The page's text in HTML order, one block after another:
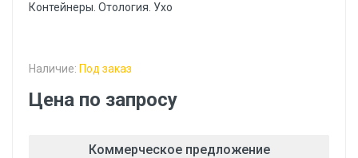
Контейнеры. Отология. Ухо
Наличие: Под заказ
Цена по запросу
Коммерческое предложение